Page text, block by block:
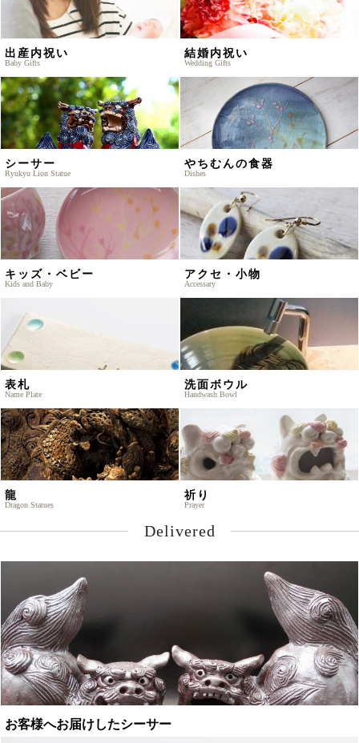
出産内祝い
Baby Gifts
結婚内祝い
Wedding Gifts
シーサー
Ryukyu Lion Statue
やちむんの食器
Dishes
キッズ・ベビー
Kids and Baby
アクセ・小物
Accessary
表札
Name Plate
洗面ボウル
Handwash Bowl
龍
Dragon Statues
祈り
Prayer
Delivered
お客様へお届けしたシーサー